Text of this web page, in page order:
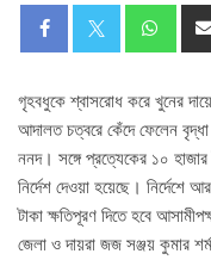
গৃহবধুকে শ্বাসরোধ করে খুনের
আদালত চত্বরে কেঁদে ফেলেন
ননদ। সঙ্গে প্রত্যেকের ১০ হাজার
নির্দেশ দেওয়া হয়েছে। নির্দেশে
টাকা ক্ষতিপূরণ দিতে হবে
জেলা ও দায়রা জজ সঞ্জয় কুমার